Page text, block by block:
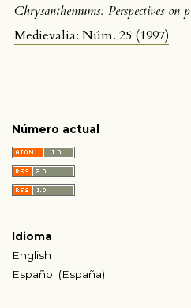
Chrysanthemums: Perspectives on
Medievalia: Núm. 25 (1997)
Número actual
Idioma
English
Español (España)